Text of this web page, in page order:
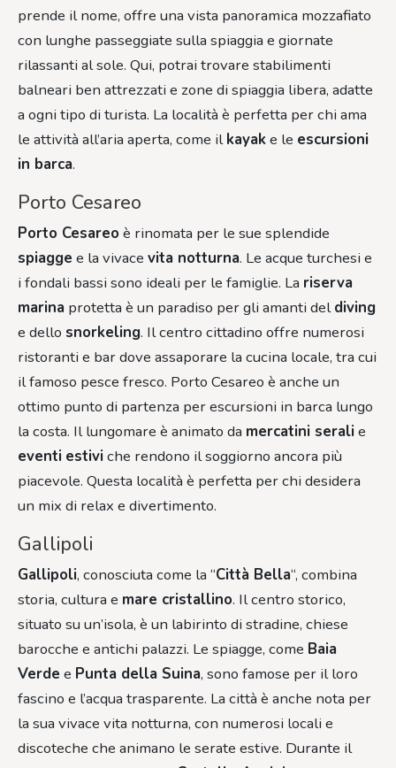
prende il nome, offre una vista panoramica mozzafiato
con lunghe passeggiate sulla spiaggia e giornate
rilassanti al sole. Qui, potrai trovare stabilimenti
balneari ben attrezzati e zone di spiaggia libera, adatte
a ogni tipo di turista. La località è perfetta per chi ama
le attività all’aria aperta, come ilkayake le escursioni
in barca.
Porto Cesareo
Porto Cesareo è rinomata per le sue splendide
spiagge e la vivace vita notturna. Le acque turchesi e
i fondali bassi sono ideali per le famiglie. La riserva
marina protetta è un paradiso per gli amanti deldiving
e dello snorkeling. Il centro cittadino offre numerosi
ristoranti e bar dove assaporare la cucina locale, tra cui
il famoso pesce fresco. Porto Cesareo è anche un
ottimo punto di partenza per escursioni in barca lungo
la costa. Il lungomare è animato da mercatini seralie
eventi estiviche rendono il soggiorno ancora più
piacevole. Questa località è perfetta per chi desidera
un mix di relax e divertimento.
Gallipoli
Gallipoli, conosciuta come la “Città Bella“, combina
storia, cultura e mare cristallino. Il centro storico,
situato su un’isola, è un labirinto di stradine, chiese
barocche e antichi palazzi. Le spiagge, come Baia
Verde e Punta della Suina, sono famose per il loro
fascino e l’acqua trasparente. La città è anche nota per
la sua vivace vita notturna, con numerosi locali e
discoteche che animano le serate estive. Durante il